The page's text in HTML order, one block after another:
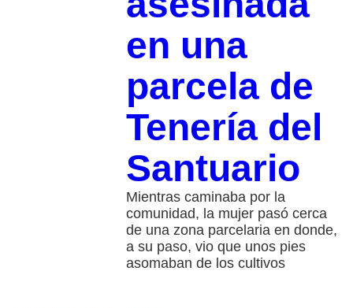
en una
parcela de
Tenería del
Santuario
Mientras caminaba por la
comunidad, la mujer pasó cerca
de una zona parcelaria en donde,
a su paso, vio que unos pies
asomaban de los cultivos